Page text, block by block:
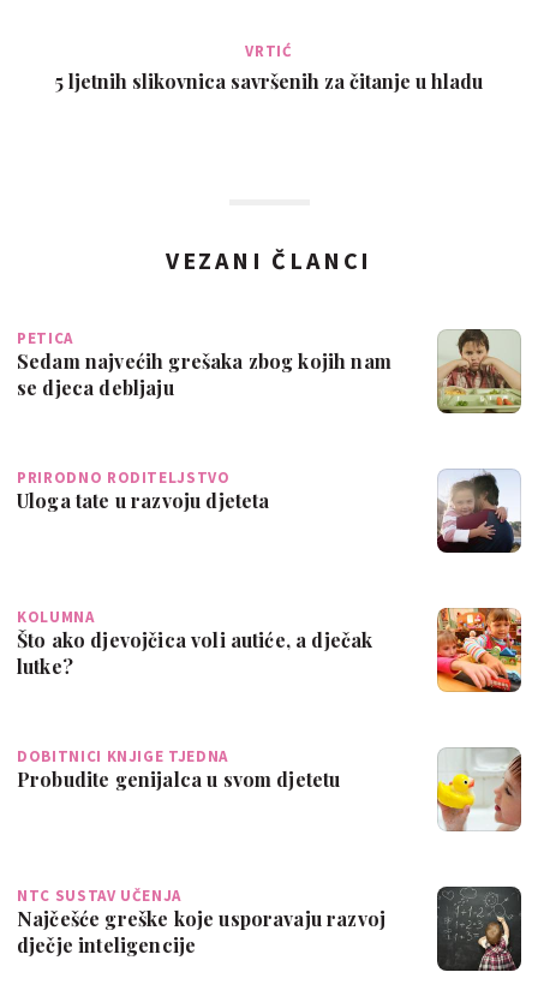
VRTIĆ
5 ljetnih slikovnica savršenih za čitanje u hladu
VEZANI ČLANCI
PETICA
Sedam najvećih grešaka zbog kojih nam
se djeca debljaju
PRIRODNO RODITELJSTVO
Uloga tate u razvoju djeteta
KOLUMNA
Što ako djevojčica voli autiće, a dječak
lutke?
DOBITNICI KNJIGE TJEDNA
Probudite genijalca u svom djetetu
NTC SUSTAV UČENJA
Najčešće greške koje usporavaju razvoj
dječje inteligencije